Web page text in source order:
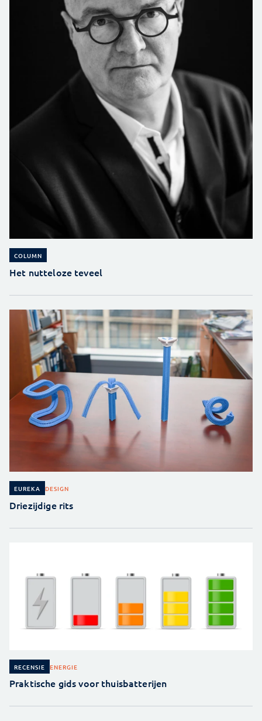
COLUMN
Het nutteloze teveel
EUREKA DESIGN
Driezijdige rits
RECENSIE ENERGIE
Praktische gids voor thuisbatterijen